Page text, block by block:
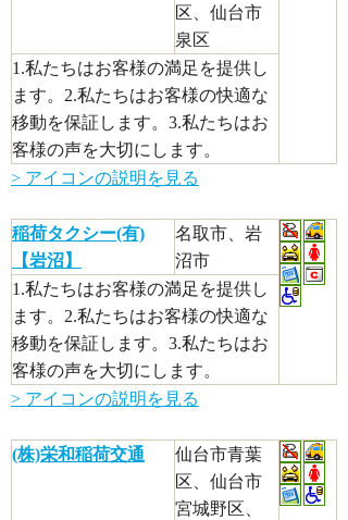
区、仙台市
泉区
1.私たちはお客様の満足を提供し
ます。2.私たちはお客様の快適な
移動を保証します。3.私たちはお
客様の声を大切にします。
> アイコンの説明を見る
稲荷タクシー(有)
【岩沼】
名取市、岩
沼市
1.私たちはお客様の満足を提供し
ます。2.私たちはお客様の快適な
移動を保証します。3.私たちはお
客様の声を大切にします。
> アイコンの説明を見る
(株)栄和稲荷交通
仙台市青葉
区、仙台市
宮城野区、